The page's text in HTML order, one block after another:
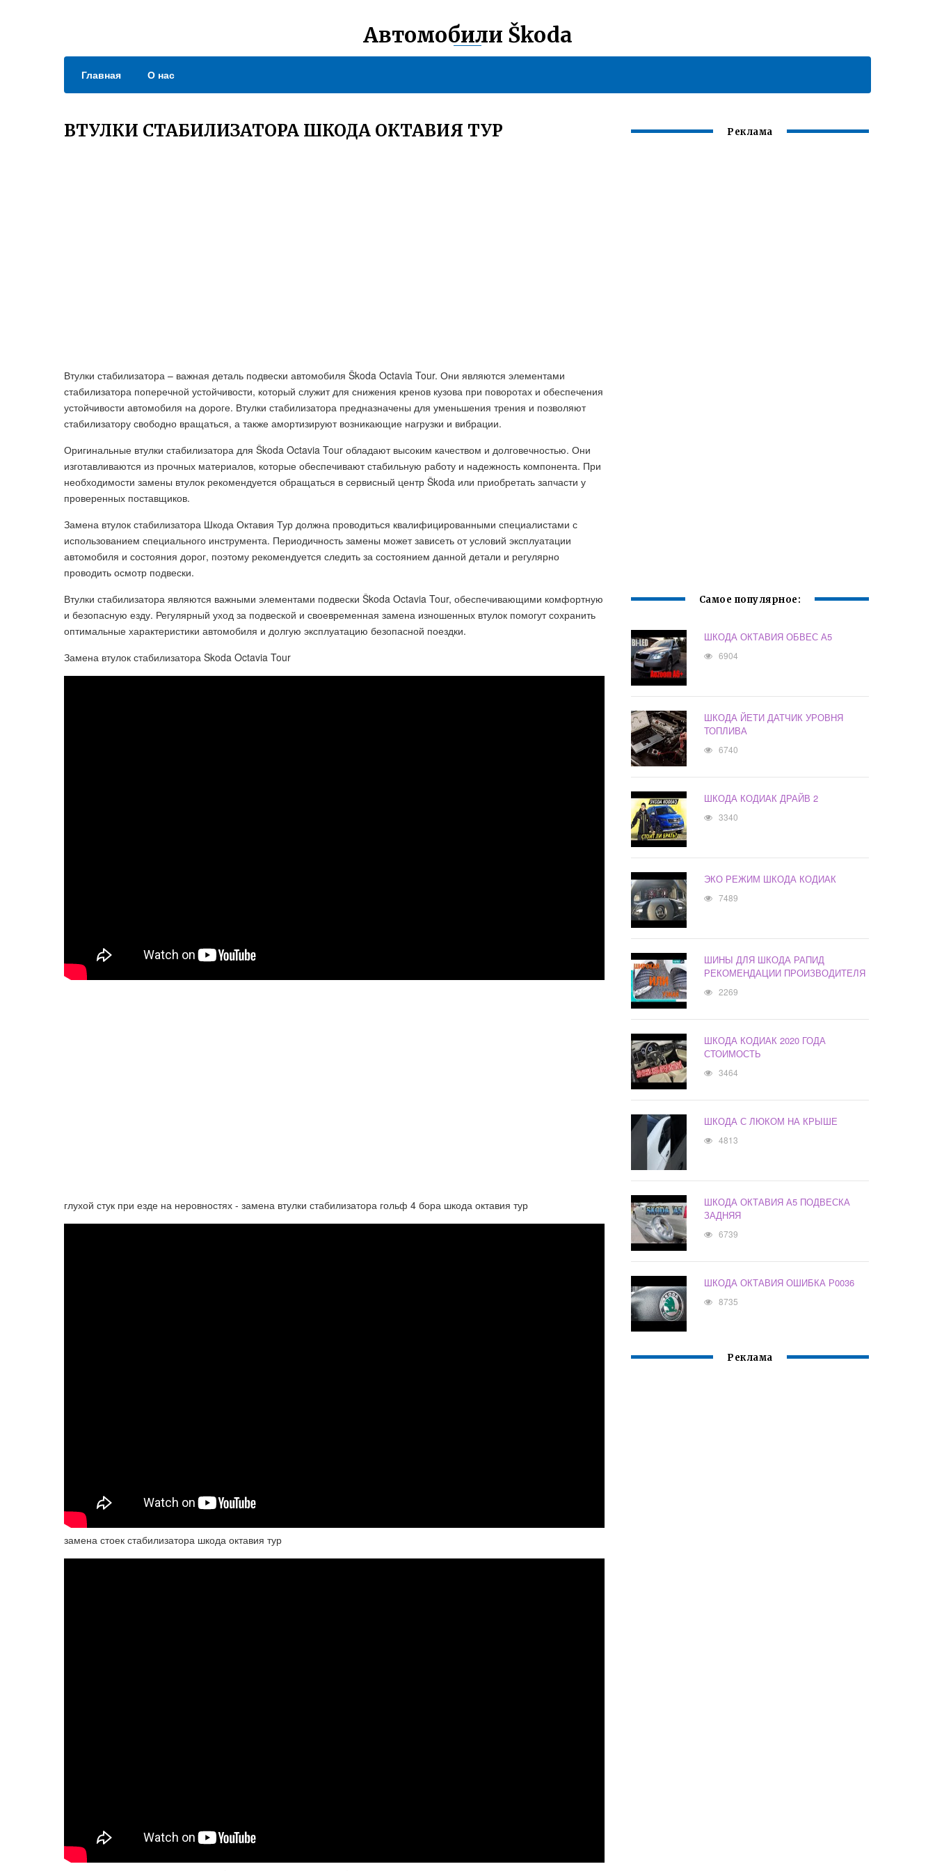
Автомобили Škoda
Главная О нас
ВТУЛКИ СТАБИЛИЗАТОРА ШКОДА ОКТАВИЯ ТУР
Втулки стабилизатора – важная деталь подвески автомобиля Škoda Octavia Tour. Они являются элементами
стабилизатора поперечной устойчивости, который служит для снижения кренов кузова при поворотах и обеспечения
устойчивости автомобиля на дороге. Втулки стабилизатора предназначены для уменьшения трения и позволяют
стабилизатору свободно вращаться, а также амортизируют возникающие нагрузки и вибрации.
Оригинальные втулки стабилизатора для Škoda Octavia Tour обладают высоким качеством и долговечностью. Они
изготавливаются из прочных материалов, которые обеспечивают стабильную работу и надежность компонента. При
необходимости замены втулок рекомендуется обращаться в сервисный центр Škoda или приобретать запчасти у
проверенных поставщиков.
Замена втулок стабилизатора Шкода Октавия Тур должна проводиться квалифицированными специалистами с
использованием специального инструмента. Периодичность замены может зависеть от условий эксплуатации
автомобиля и состояния дорог, поэтому рекомендуется следить за состоянием данной детали и регулярно
проводить осмотр подвески.
Втулки стабилизатора являются важными элементами подвески Škoda Octavia Tour, обеспечивающими комфортную
и безопасную езду. Регулярный уход за подвеской и своевременная замена изношенных втулок помогут сохранить
оптимальные характеристики автомобиля и долгую эксплуатацию безопасной поездки.
Замена втулок стабилизатора Skoda Octavia Tour
глухой стук при езде на неровностях - замена втулки стабилизатора гольф 4 бора шкода октавия тур
замена стоек стабилизатора шкода октавия тур
Реклама
Самое популярное:
ШКОДА ОКТАВИЯ ОБВЕС А5
6904
ШКОДА ЙЕТИ ДАТЧИК УРОВНЯ
ТОПЛИВА
6740
ШКОДА КОДИАК ДРАЙВ 2
3340
ЭКО РЕЖИМ ШКОДА КОДИАК
7489
ШИНЫ ДЛЯ ШКОДА РАПИД
РЕКОМЕНДАЦИИ ПРОИЗВОДИТЕЛЯ
2269
ШКОДА КОДИАК 2020 ГОДА
СТОИМОСТЬ
3464
ШКОДА С ЛЮКОМ НА КРЫШЕ
4813
ШКОДА ОКТАВИЯ А5 ПОДВЕСКА
ЗАДНЯЯ
6739
ШКОДА ОКТАВИЯ ОШИБКА Р0036
8735
Реклама